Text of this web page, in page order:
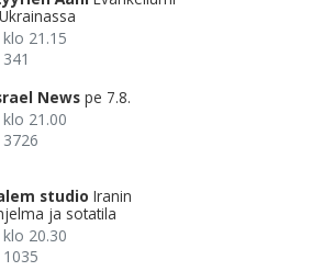
klo 21.15
News pe 7.8.
klo 21.00
3726
studio Iranin
ja sotatila
klo 20.30
1035